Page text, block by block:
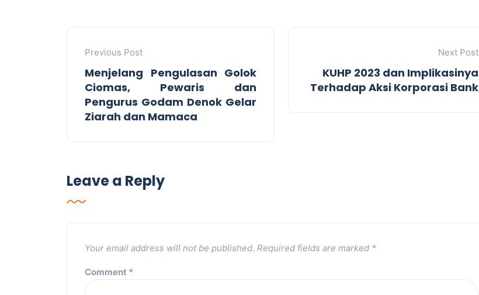
Previous Post
Menjelang Pengulasan Golok
Ciomas, Pewaris dan
Pengurus Godam Denok Gelar
Ziarah dan Mamaca
Next Post
KUHP 2023 dan Implikasinya
Terhadap Aksi Korporasi Bank
Leave a Reply
Your email address will not be published. Required fields are marked *
Comment *